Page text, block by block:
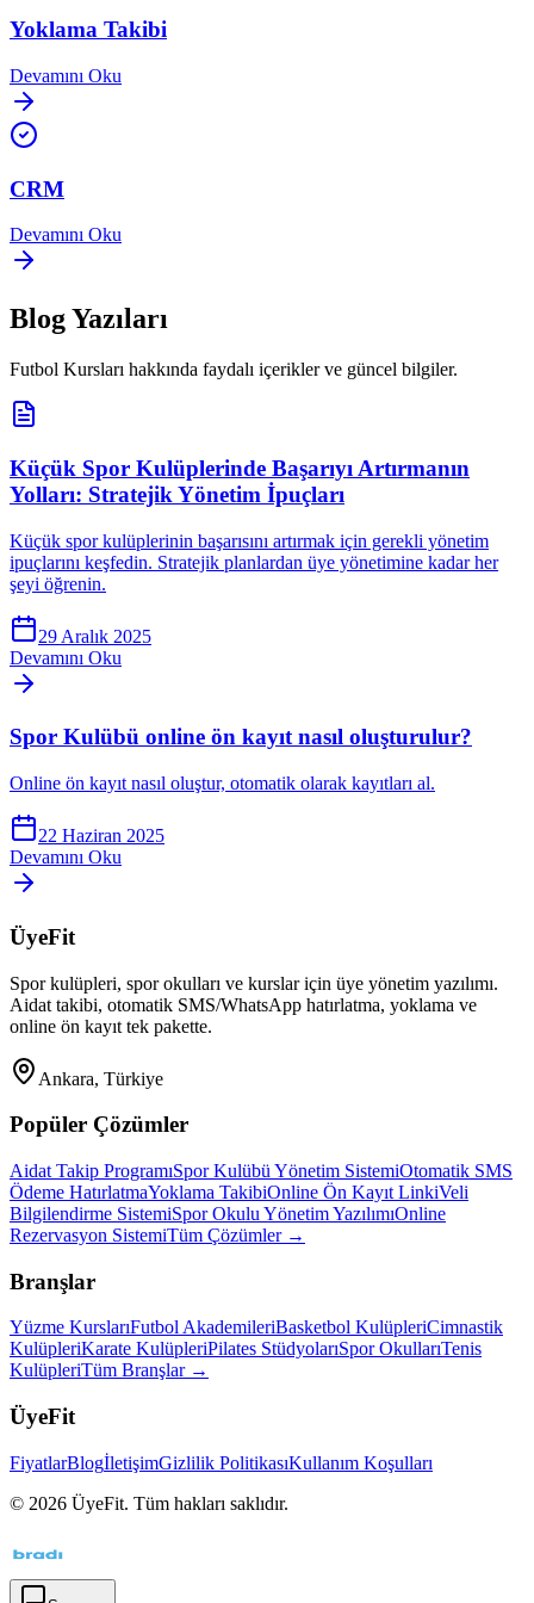
Yoklama Takibi
Devamını Oku
CRM
Devamını Oku
Blog Yazıları
Futbol Kursları hakkında faydalı içerikler ve güncel bilgiler.
Küçük Spor Kulüplerinde Başarıyı Artırmanın
Yolları: Stratejik Yönetim İpuçları
Küçük spor kulüplerinin başarısını artırmak için gerekli yönetim
ipuçlarını keşfedin. Stratejik planlardan üye yönetimine kadar her
şeyi öğrenin.
29 Aralık 2025
Devamını Oku
Spor Kulübü online ön kayıt nasıl oluşturulur?
Online ön kayıt nasıl oluştur, otomatik olarak kayıtları al.
22 Haziran 2025
Devamını Oku
ÜyeFit
Spor kulüpleri, spor okulları ve kurslar için üye yönetim yazılımı.
Aidat takibi, otomatik SMS/WhatsApp hatırlatma, yoklama ve
online ön kayıt tek pakette.
Ankara, Türkiye
Popüler Çözümler
Aidat Takip ProgramıSpor Kulübü Yönetim SistemiOtomatik SMS
Ödeme HatırlatmaYoklama TakibiOnline Ön Kayıt LinkiVeli
Bilgilendirme SistemiSpor Okulu Yönetim YazılımıOnline
Rezervasyon SistemiTüm Çözümler →
Branşlar
Yüzme KurslarıFutbol AkademileriBasketbol KulüpleriCimnastik
KulüpleriKarate KulüpleriPilates StüdyolarıSpor OkullarıTenis
KulüpleriTüm Branşlar →
ÜyeFit
FiyatlarBlogİletişimGizlilik PolitikasıKullanım Koşulları
© 2026 ÜyeFit. Tüm hakları saklıdır.